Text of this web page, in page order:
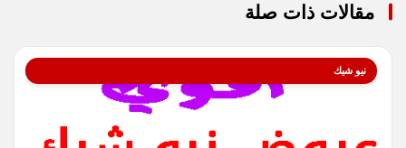
مقالات ذات صلة
نيو شيك